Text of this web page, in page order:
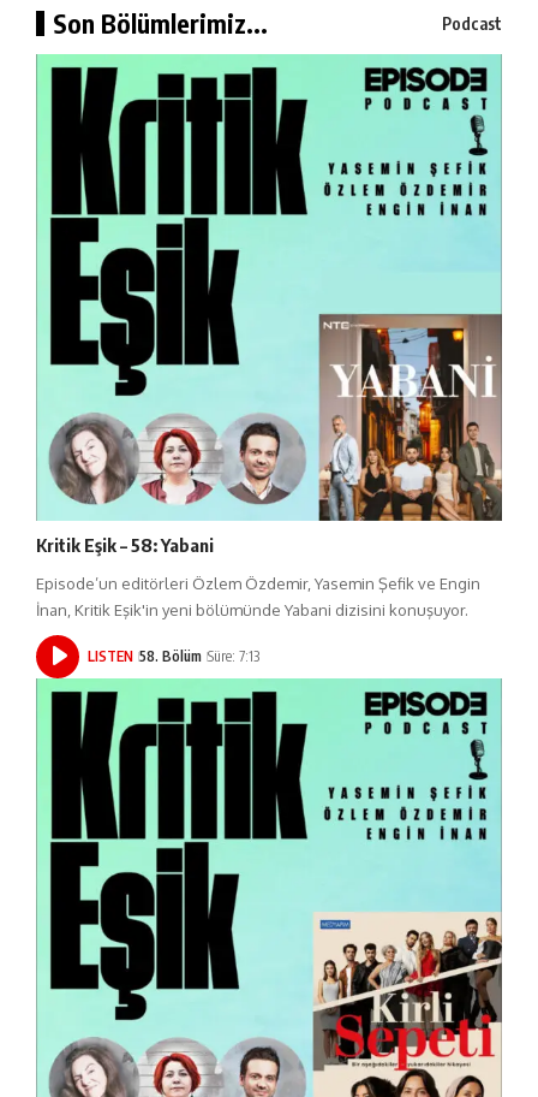
Son Bölümlerimiz... Podcast
Kritik Eşik – 58: Yabani
Episode’un editörleri Özlem Özdemir, Yasemin Şefik ve Engin
İnan, Kritik Eşik'in yeni bölümünde Yabani dizisini konuşuyor.
LISTEN 58. Bölüm Süre: 7:13